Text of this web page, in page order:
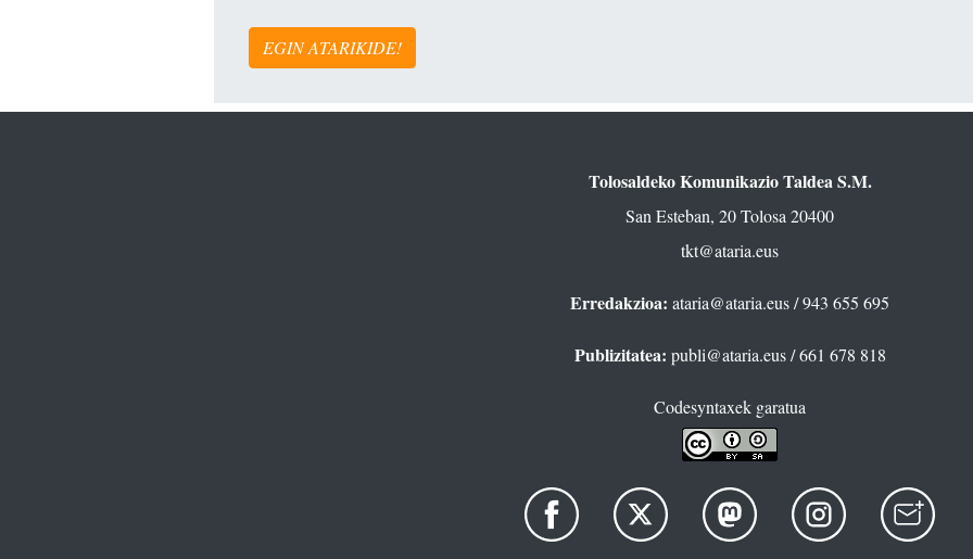
EGIN ATARIKIDE!
Tolosaldeko Komunikazio Taldea S.M.
San Esteban, 20 Tolosa 20400
tkt@ataria.eus
Erredakzioa: ataria@ataria.eus/ 943 655 695
Publizitatea: publi@ataria.eus/ 661 678 818
Codesyntaxek garatua